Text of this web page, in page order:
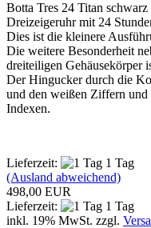
Botta Tres 24 Titan
Dreizeigeruhr mit 24
Dies ist die kleinere
Die weitere Besonderheit
dreiteiligen Gehäusekörper
Der Hingucker durch die
und den weißen Ziffern und
Indexen.
Lieferzeit:
1 Tag
(Ausland abweichend)
498,00 EUR
Lieferzeit:
1 Tag
inkl. 19% MwSt. zzgl.